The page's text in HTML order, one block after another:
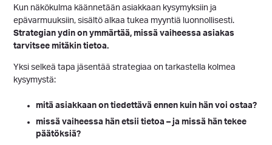
Kun näkökulma käännetään asiakkaan kysymyksiin ja
epävarmuuksiin, sisältö alkaa tukea myyntiä luonnollisesti.
Strategian ydin on ymmärtää, missä vaiheessa asiakas
tarvitsee mitäkin tietoa.
Yksi selkeä tapa jäsentää strategiaa on tarkastella kolmea
kysymystä:
mitä asiakkaan on tiedettävä ennen kuin hän voi ostaa?
missä vaiheessa hän etsii tietoa – ja missä hän tekee
päätöksiä?